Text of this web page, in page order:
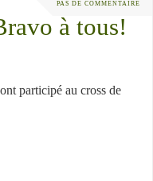
PAS DE COMMENTAIRE
à tous!
participé au cross de